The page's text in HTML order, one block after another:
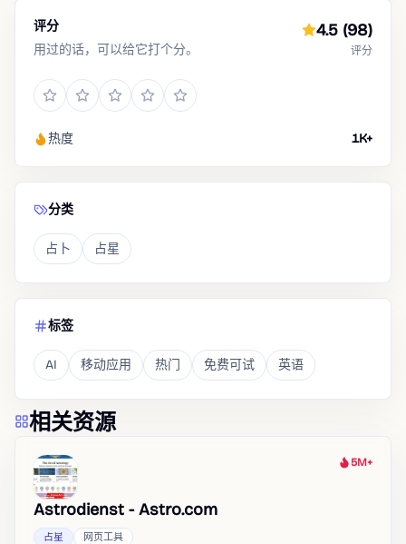
评分
用过的话，可以给它打个分。
4.5 (98)
评分
热度 1K+
分类
占卜 占星
标签
AI 移动应用 热门 免费可试 英语
相关资源
热度
5M+
Astrodienst - Astro.com
占星 网页工具